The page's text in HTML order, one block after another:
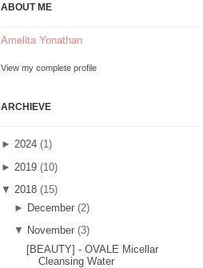
ABOUT ME
Amelita Yonathan
View my complete profile
ARCHIEVE
► 2024 (1)
► 2019 (10)
▼ 2018 (15)
► December (2)
▼ November (3)
[BEAUTY] - OVALE Micellar
Cleansing Water